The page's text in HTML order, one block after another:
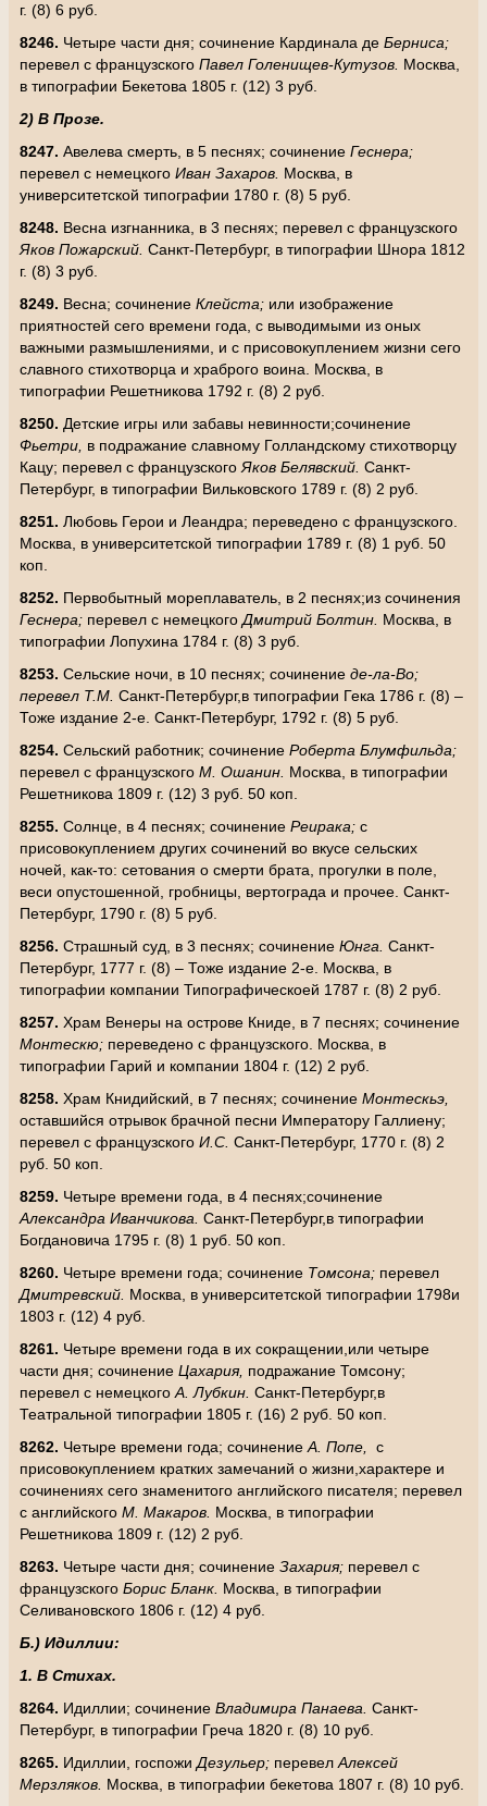
г. (8) 6 руб.
8246. Четыре части дня; сочинение Кардинала де Берниса;
перевел с французского Павел Голенищев-Кутузов. Москва,
в типографии Бекетова 1805 г. (12) 3 руб.
2) В Прозе.
8247. Авелева смерть, в 5 песнях; сочинение Геснера;
перевел с немецкого Иван Захаров. Москва, в
университетской типографии 1780 г. (8) 5 руб.
8248. Весна изгнанника, в 3 песнях; перевел с французского
Яков Пожарский. Санкт-Петербург, в типографии Шнора 1812
г. (8) 3 руб.
8249. Весна; сочинение Клейста; или изображение
приятностей сего времени года, с выводимыми из оных
важными размышлениями, и с присовокуплением жизни сего
славного стихотворца и храброго воина. Москва, в
типографии Решетникова 1792 г. (8) 2 руб.
8250. Детские игры или забавы невинности;сочинение
Фьетри, в подражание славному Голландскому стихотворцу
Кацу; перевел с французского Яков Белявский. Санкт-
Петербург, в типографии Вильковского 1789 г. (8) 2 руб.
8251. Любовь Герои и Леандра; переведено с французского.
Москва, в университетской типографии 1789 г. (8) 1 руб. 50
коп.
8252. Первобытный мореплаватель, в 2 песнях;из сочинения
Геснера; перевел с немецкого Дмитрий Болтин. Москва, в
типографии Лопухина 1784 г. (8) 3 руб.
8253. Сельские ночи, в 10 песнях; сочинение де-ла-Во;
перевел Т.М. Санкт-Петербург,в типографии Гека 1786 г. (8) –
Тоже издание 2-е. Санкт-Петербург, 1792 г. (8) 5 руб.
8254. Сельский работник; сочинение Роберта Блумфильда;
перевел с французского М. Ошанин. Москва, в типографии
Решетникова 1809 г. (12) 3 руб. 50 коп.
8255. Солнце, в 4 песнях; сочинение Реирака; с
присовокуплением других сочинений во вкусе сельских
ночей, как-то: сетования о смерти брата, прогулки в поле,
веси опустошенной, гробницы, вертограда и прочее. Санкт-
Петербург, 1790 г. (8) 5 руб.
8256. Страшный суд, в 3 песнях; сочинение Юнга. Санкт-
Петербург, 1777 г. (8) – Тоже издание 2-е. Москва, в
типографии компании Типографическоей 1787 г. (8) 2 руб.
8257. Храм Венеры на острове Книде, в 7 песнях; сочинение
Монтескю; переведено с французского. Москва, в
типографии Гарий и компании 1804 г. (12) 2 руб.
8258. Храм Книдийский, в 7 песнях; сочинение Монтескьэ,
оставшийся отрывок брачной песни Императору Галлиену;
перевел с французского И.С. Санкт-Петербург, 1770 г. (8) 2
руб. 50 коп.
8259. Четыре времени года, в 4 песнях;сочинение
Александра Иванчикова. Санкт-Петербург,в типографии
Богдановича 1795 г. (8) 1 руб. 50 коп.
8260. Четыре времени года; сочинение Томсона; перевел
Дмитревский. Москва, в университетской типографии 1798и
1803 г. (12) 4 руб.
8261. Четыре времени года в их сокращении,или четыре
части дня; сочинение Цахария, подражание Томсону;
перевел с немецкого А. Лубкин. Санкт-Петербург,в
Театральной типографии 1805 г. (16) 2 руб. 50 коп.
8262. Четыре времени года; сочинение А. Попе,
с
присовокуплением кратких замечаний о жизни,характере и
сочинениях сего знаменитого английского писателя; перевел
с английского М. Макаров. Москва, в типографии
Решетникова 1809 г. (12) 2 руб.
8263. Четыре части дня; сочинение Захария; перевел с
французского Борис Бланк. Москва, в типографии
Селивановского 1806 г. (12) 4 руб.
Б.) Идиллии:
1. В Стихах.
8264. Идиллии; сочинение Владимира Панаева. Санкт-
Петербург, в типографии Греча 1820 г. (8) 10 руб.
8265. Идиллии, госпожи Дезульер; перевел Алексей
Мерзляков. Москва, в типографии бекетова 1807 г. (8) 10 руб.